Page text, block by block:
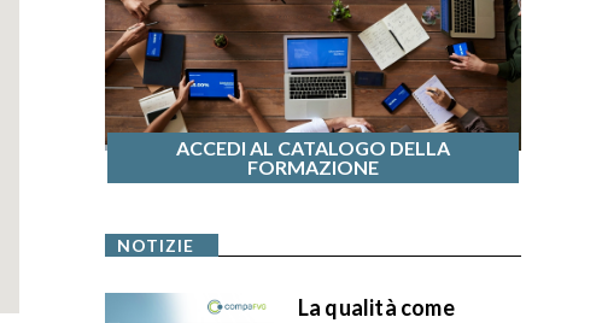
ACCEDI AL CATALOGO DELLA
FORMAZIONE
NOTIZIE
La qualità come